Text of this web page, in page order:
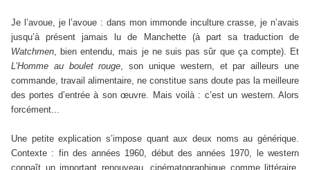
Je l’avoue, je l’avoue : dans mon immonde inculture crasse, je n’avais
jusqu’à présent jamais lu de Manchette (à part sa traduction de
Watchmen, bien entendu, mais je ne suis pas sûr que ça compte). Et
L’Homme au boulet rouge, son unique western, et par ailleurs une
commande, travail alimentaire, ne constitue sans doute pas la meilleure
des portes d’entrée à son œuvre. Mais voilà : c’est un western. Alors
forcément...
Une petite explication s’impose quant aux deux noms au générique.
Contexte : fin des années 1960, début des années 1970, le western
connaît un important renouveau, cinématographique comme littéraire,